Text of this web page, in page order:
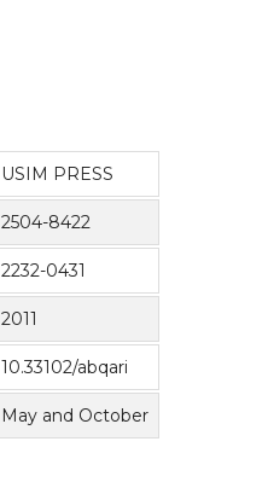
USIM PRESS
2504-8422
2232-0431
2011
10.33102/abqari
May and October